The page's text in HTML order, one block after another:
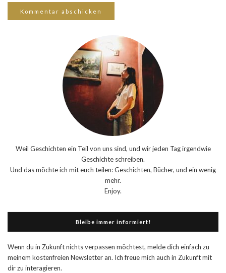
Weil Geschichten ein Teil von uns sind, und wir jeden Tag irgendwie
Geschichte schreiben.
Und das möchte ich mit euch teilen: Geschichten, Bücher, und ein wenig
mehr.
Enjoy.
Bleibe immer informiert!
Wenn du in Zukunft nichts verpassen möchtest, melde dich einfach zu
meinem kostenfreien Newsletter an. Ich freue mich auch in Zukunft mit
dir zu interagieren.